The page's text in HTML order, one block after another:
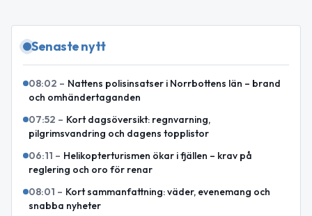
Senaste nytt
08:02 – Nattens polisinsatser i Norrbottens län – brand
och omhändertaganden
07:52 – Kort dagsöversikt: regnvarning,
pilgrimsvandring och dagens topplistor
06:11 – Helikopterturismen ökar i fjällen – krav på
reglering och oro för renar
08:01 – Kort sammanfattning: väder, evenemang och
snabba nyheter